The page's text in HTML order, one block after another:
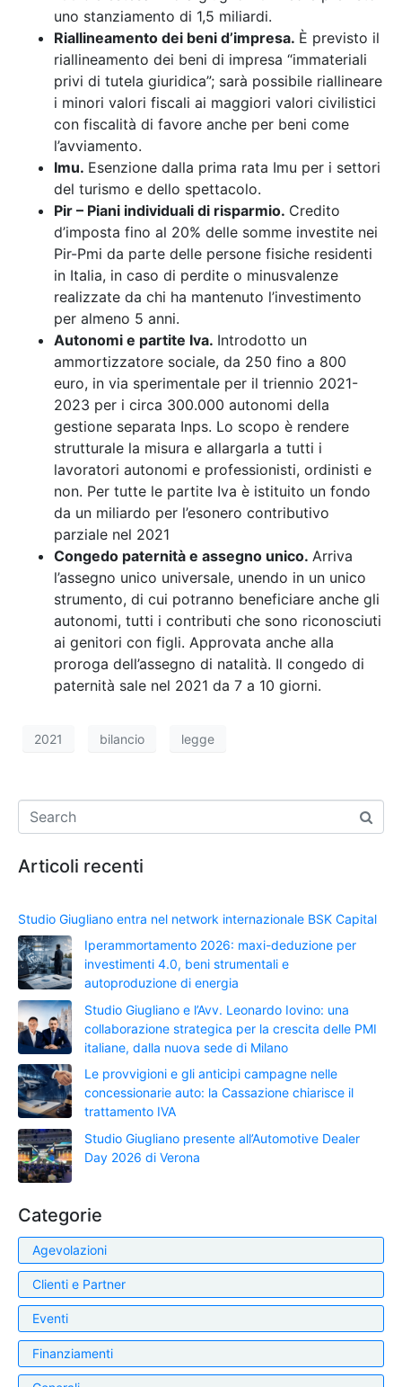
uno stanziamento di 1,5 miliardi.
Riallineamento dei beni d’impresa. È previsto il
riallineamento dei beni di impresa “immateriali
privi di tutela giuridica”; sarà possibile riallineare
i minori valori fiscali ai maggiori valori civilistici
con fiscalità di favore anche per beni come
l’avviamento.
Imu. Esenzione dalla prima rata Imu per i settori
del turismo e dello spettacolo.
Pir – Piani individuali di risparmio. Credito
d’imposta fino al 20% delle somme investite nei
Pir-Pmi da parte delle persone fisiche residenti
in Italia, in caso di perdite o minusvalenze
realizzate da chi ha mantenuto l’investimento
per almeno 5 anni.
Autonomi e partite Iva. Introdotto un
ammortizzatore sociale, da 250 fino a 800
euro, in via sperimentale per il triennio 2021-
2023 per i circa 300.000 autonomi della
gestione separata Inps. Lo scopo è rendere
strutturale la misura e allargarla a tutti i
lavoratori autonomi e professionisti, ordinisti e
non. Per tutte le partite Iva è istituito un fondo
da un miliardo per l’esonero contributivo
parziale nel 2021
Congedo paternità e assegno unico. Arriva
l’assegno unico universale, unendo in un unico
strumento, di cui potranno beneficiare anche gli
autonomi, tutti i contributi che sono riconosciuti
ai genitori con figli. Approvata anche alla
proroga dell’assegno di natalità. Il congedo di
paternità sale nel 2021 da 7 a 10 giorni.
2021 bilancio legge
Articoli recenti
Studio Giugliano entra nel network internazionale BSK Capital
Iperammortamento 2026: maxi-deduzione per
investimenti 4.0, beni strumentali e
autoproduzione di energia
Studio Giugliano e l’Avv. Leonardo Iovino: una
collaborazione strategica per la crescita delle PMI
italiane, dalla nuova sede di Milano
Le provvigioni e gli anticipi campagne nelle
concessionarie auto: la Cassazione chiarisce il
trattamento IVA
Studio Giugliano presente all’Automotive Dealer
Day 2026 di Verona
Categorie
Agevolazioni
Clienti e Partner
Eventi
Finanziamenti